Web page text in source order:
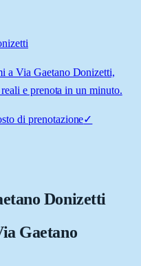
a Via Gaetano Donizetti,
e prenota in un minuto.
di prenotazione✓
Donizetti
Gaetano